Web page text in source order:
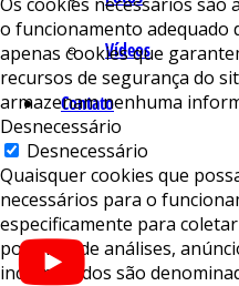
Vídeos
Contato
o funcionamento adequado
apenas cookies que
recursos de segurança do
armazenam nenhuma
Desnecessário
Desnecessário
Quaisquer cookies que
necessários para o
especificamente para
por meio de análises,
incorporados são